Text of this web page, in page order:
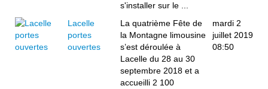
s'installer sur le ...
Lacelle
portes
ouvertes
La quatrième Fête de
la Montagne limousine
s’est déroulée à
Lacelle du 28 au 30
septembre 2018 et a
accueilli 2 100
mardi 2
juillet 2019
08:50